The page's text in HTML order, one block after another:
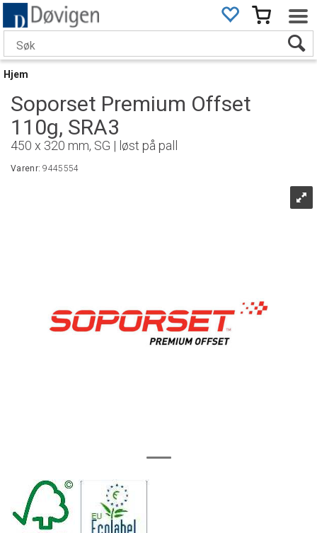
Hjem
Soporset Premium Offset
110g, SRA3
450 x 320 mm, SG | løst på pall
Varenr:9445554